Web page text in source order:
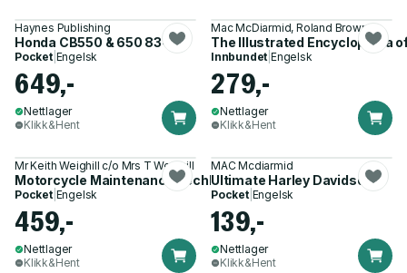
Haynes Publishing
Honda CB550 & 650 83-85
Pocket| Engelsk
649,-
Nettlager
Klikk&Hent
Mac McDiarmid, Roland Brown
The Illustrated Encyclopedia
Innbundet |Engelsk
279,-
Nettlager
Klikk&Hent
Mr Keith Weighill c/o Mrs T Weighill
Motorcycle Maintenance Techbook
Pocket| Engelsk
459,-
Nettlager
Klikk&Hent
MAC Mcdiarmid
Ultimate Harley Davidson
Pocket| Engelsk
139,-
Nettlager
Klikk&Hent